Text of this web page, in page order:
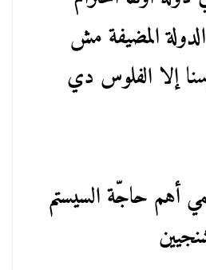
المضيفة مش
إلا الفلوس دي
أهم حاجّة السيستم